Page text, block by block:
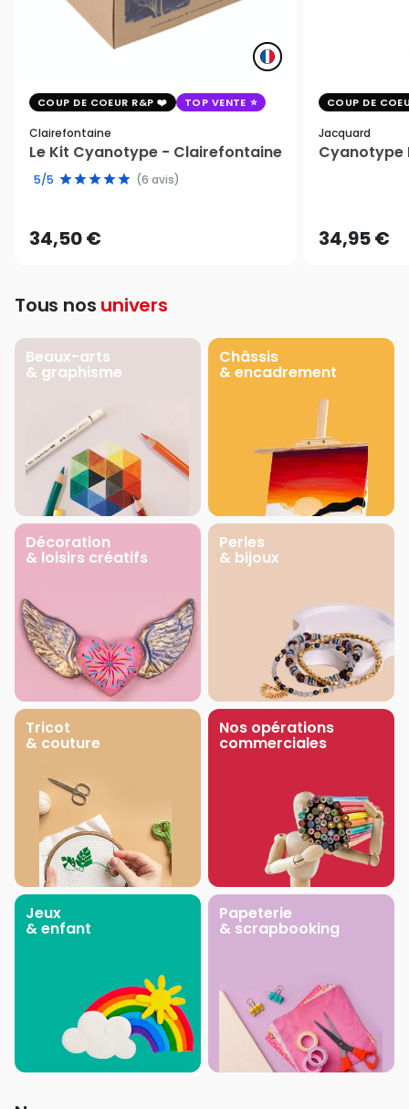
COUP DE COEUR R&P TOP VENTE
Clairefontaine
Le Kit Cyanotype - Clairefontaine
5/5 (6 avis)
34,50 €
COUP DE
Jacquard
Cyanotype
34,95 €
Tous nos univers
Beaux-arts
& graphisme
Châssis
& encadrement
Décoration
& loisirs créatifs
Perles
& bijoux
Tricot
& couture
Nos opérations
commerciales
Jeux
& enfant
Papeterie
& scrapbooking